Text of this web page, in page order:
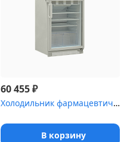
60 455₽
Холодильник фармацевтический Pozis ХФД-280(ТС) с тонированной сте...
В корзину